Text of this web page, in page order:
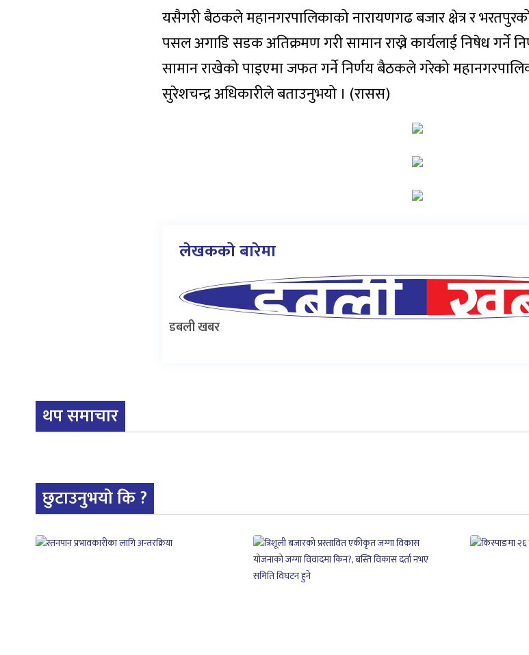
यसैगरी बैठकले महानगरपालिकाको नारायणगढ बजार क्षेत्र र
पसल अगाडि सडक अतिक्रमण गरी सामान राख्ने कार्यलाई निषेध गर्ने
सामान राखेको पाइएमा जफत गर्ने निर्णय बैठकले गरेको
सुरेशचन्द्र अधिकारीले बताउनुभयो । (रासस)
लेखकको बारेमा
डबली खबर
थप समाचार
छुटाउनुभयो कि ?